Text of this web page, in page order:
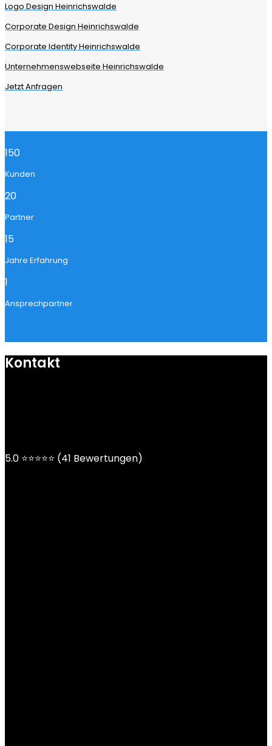
Logo Design Heinrichswalde
Corporate Design Heinrichswalde
Corporate Identity Heinrichswalde
Unternehmenswebseite Heinrichswalde
Jetzt Anfragen
150
Kunden
20
Partner
15
Jahre Erfahrung
1
Ansprechpartner
Kontakt
5.0 ⭐⭐⭐⭐⭐ (41 Bewertungen)